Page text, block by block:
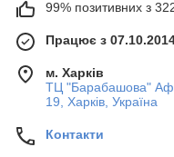
99% позитивних з 322
Працює з
м. Харків
ТЦ "Барабашова"
19, Харків, Україна
Контакти